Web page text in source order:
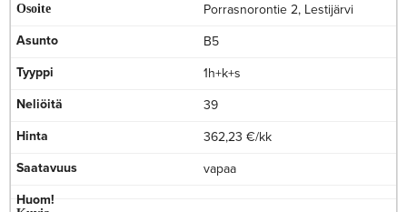
Porrasnorontie 2, Lestijärvi
B5
1h+k+s
39
362,23 €/kk
vapaa